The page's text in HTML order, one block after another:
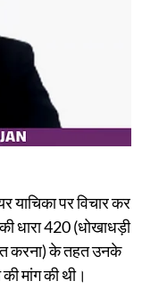
याचिका पर विचार कर
धारा 420 (धोखाधड़ी
करना) के तहत उनके
मांग की थी।